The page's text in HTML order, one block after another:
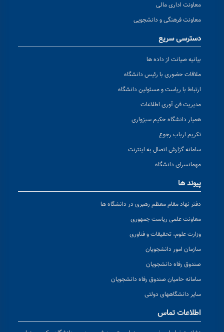
معاونت اداری مالی
معاونت فرهنگی و دانشجویی
دسترسی سریع
بیانیه صیانت از داده ها
ملاقات حضوری با رئیس دانشگاه
ارتباط با ریاست و مسئولین دانشگاه
مدیریت فن آوری اطلاعات
همیار دانشگاه حکیم سبزواری
تکریم ارباب رجوع
سامانه گزارش اتصال به اینترنت
مهمانسرای دانشگاه
پیوند ها
دفتر نهاد مقام معظم رهبری در دانشگاه ها
معاونت علمی ریاست جمهوری
وزارت علوم، تحقیقات و فناوری
سازمان امور دانشجویان
صندوق رفاه دانشجویان
سامانه حامیان صندوق رفاه دانشجویان
سایر دانشگاههای دولتی
اطلاعات تماس